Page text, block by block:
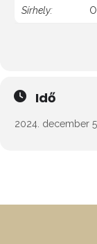
Sírhely:
Idő
2024. december 5.